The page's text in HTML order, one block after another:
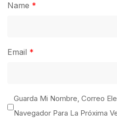
Name *
Email *
Guarda Mi Nombre, Correo
Navegador Para La Próxima